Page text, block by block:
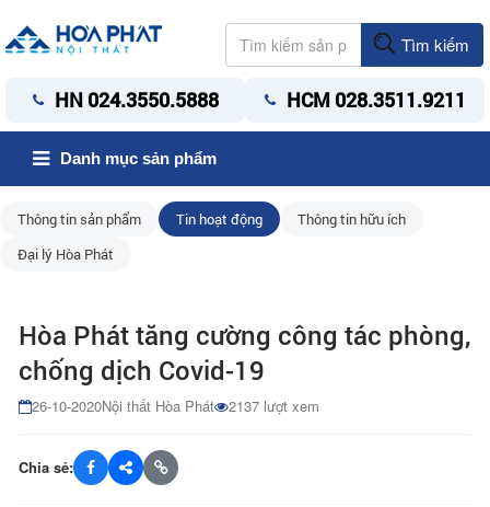
Tìm kiếm
HN 024.3550.5888 HCM 028.3511.9211
Danh mục sản phẩm
Thông tin sản phẩm Tin hoạt động
Thông tin hữu ích
Đại lý Hòa Phát
Hòa Phát tăng cường công tác phòng,
chống dịch Covid-19
26-10-2020Nội thất Hòa Phát 2137 lượt xem
Chia sẻ: